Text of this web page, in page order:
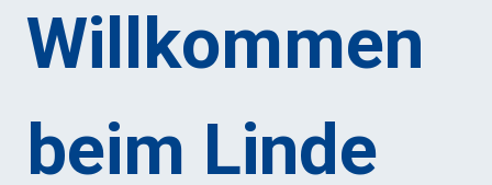
Willkommen
beim Linde